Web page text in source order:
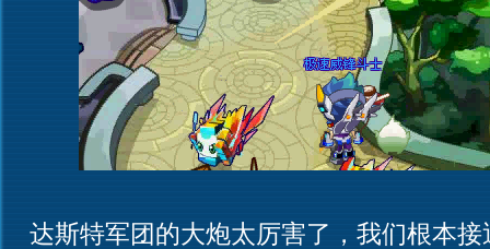
达斯特军团的大炮太厉害了，我们根本